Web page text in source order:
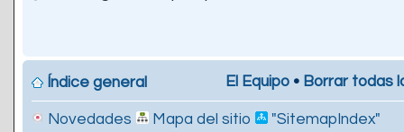
Índice general El Equipo • Borrar todas
Novedades Mapa del sitio "SitemapIndex"